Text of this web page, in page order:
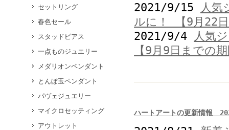
セットリング
春色セール
スタッドピアス
一点ものジュエリー
メダリオンペンダント
とんぼ玉ペンダント
パヴェジュエリー
マイクロセッティング
アウトレット
2021/9/15
人気
ルに！ 【9月22
2021/9/4
人気
【9月9日までの
ハートアートの更新情報